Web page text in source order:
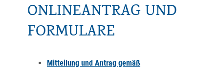
ONLINEANTRAG UND
FORMULARE
Mitteilung und Antrag gemäß